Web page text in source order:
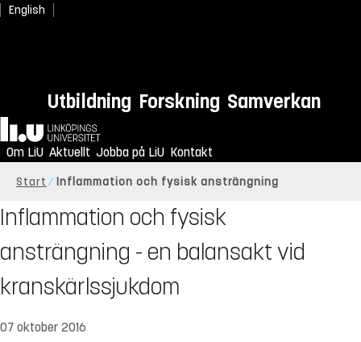
English
Utbildning Forskning Samverkan
Hem
Om LiU Aktuellt Jobba på LiU Kontakt
Start Inflammation och fysisk ansträngning
Inflammation och fysisk
ansträngning - en balansakt vid
kranskärlssjukdom
07 oktober 2016